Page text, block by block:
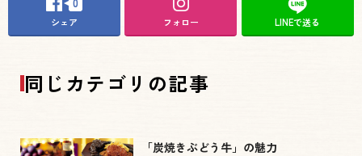
シェア フォロー LINEで送る
同じカテゴリの記事
「炭焼きぶどう牛」の魅力